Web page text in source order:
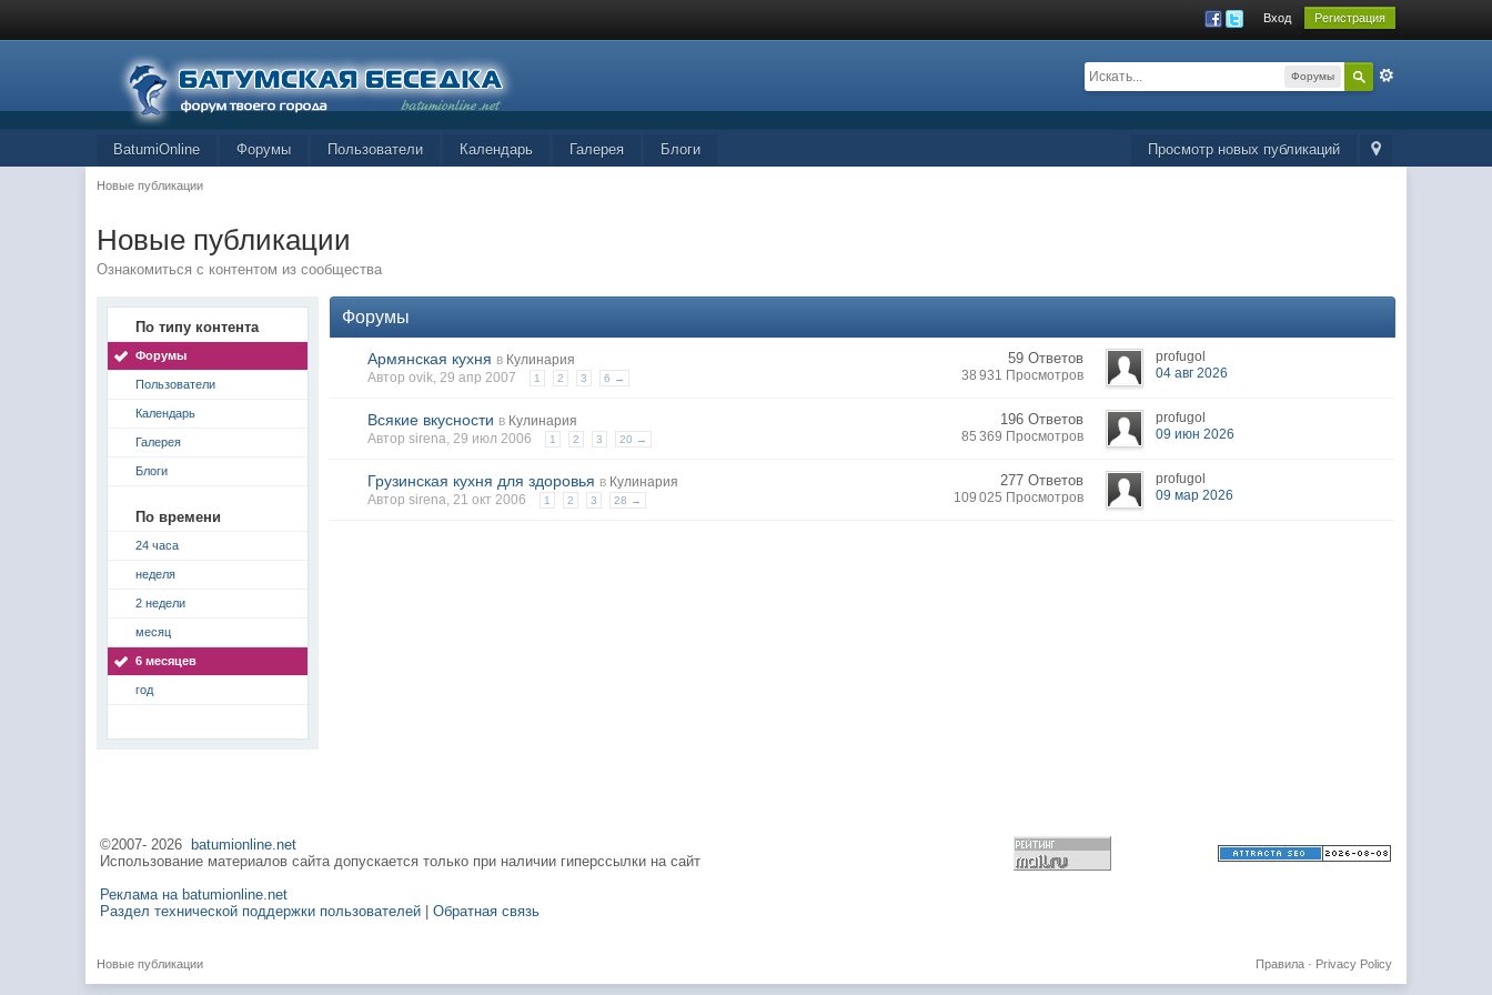
Вход Регистрация
Форумы
Просмотр новых публикаций
BatumiOnline Форумы Пользователи Календарь Галерея Блоги
Новые публикации
Новые публикации
Ознакомиться с контентом из сообщества
По типу контента
Форумы
Пользователи
Календарь
Галерея
Блоги
По времени
24 часа
неделя
2 недели
месяц
6 месяцев
год
Форумы
Армянская кухня в Кулинария
Автор ovik, 29 апр 2007
1 2 3 6 →
59 Ответов
38 931 Просмотров
profugol
04 авг 2026
Всякие вкусности в Кулинария
Автор sirena, 29 июл 2006
1 2 3 20 →
196 Ответов
85 369 Просмотров
profugol
09 июн 2026
Грузинская кухня для здоровья в Кулинария
Автор sirena, 21 окт 2006
1 2 3 28 →
277 Ответов
109 025 Просмотров
profugol
09 мар 2026
©2007-2026
batumionline.net
Использование материалов сайта допускается только при наличии гиперссылки на сайт
Реклама на batumionline.net
Раздел технической поддержки пользователей |Обратная связь
Новые публикации Privacy Policy
Правила·